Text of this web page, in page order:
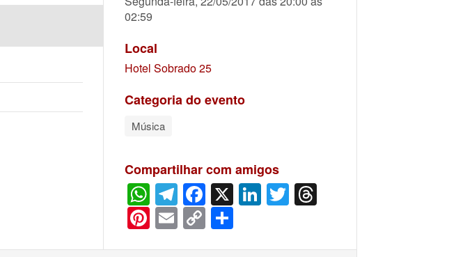
02:59
Local
Hotel Sobrado 25
Categoria do evento
Música
Compartilhar com amigos
WhatsApp
Telegram
Facebook
X LinkedIn
Twitter
Pinterest
Email
Copy
Link